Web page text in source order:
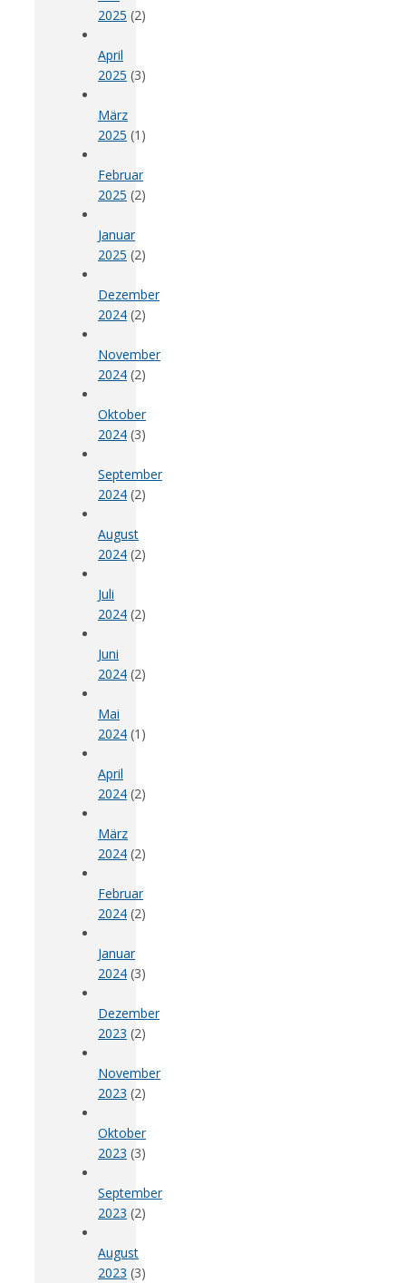
2025 (2)
April
2025 (3)
März
2025 (1)
Februar
2025 (2)
Januar
2025 (2)
Dezember
2024 (2)
November
2024 (2)
Oktober
2024 (3)
September
2024 (2)
August
2024 (2)
Juli
2024 (2)
Juni
2024 (2)
Mai
2024 (1)
April
2024 (2)
März
2024 (2)
Februar
2024 (2)
Januar
2024 (3)
Dezember
2023 (2)
November
2023 (2)
Oktober
2023 (3)
September
2023 (2)
August
2023 (3)